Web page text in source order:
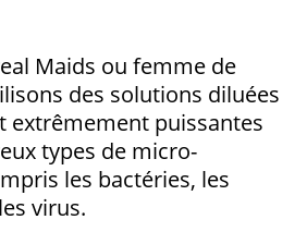
Maids ou femme de
des solutions diluées
extrêmement puissantes
types de micro-
les bactéries, les
virus.